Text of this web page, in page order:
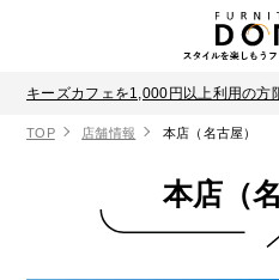
キーズカフェを1,000円以上利用の方
TOP 店舗情報 本店（名古屋）
本店（